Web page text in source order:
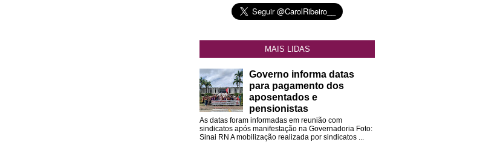
MAIS LIDAS
Governo informa datas
para pagamento dos
aposentados e
pensionistas
As datas foram informadas em reunião com
sindicatos após manifestação na Governadoria Foto:
Sinai RN A mobilização realizada por sindicatos ...